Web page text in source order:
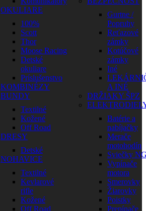
OKULIARE
100%
Scott
Thor
Moose Racing
Detské
okuliare
Príslušenstvo
KOMBINÉZY
BUNDY
Textilné
Kožené
Off Road
DRESY
Detské
NOHAVICE
Textilné
Kevlarové
rifle
Kožené
Off Road
Gurtne /
Popruhy
Reťazové
zámky
Kotúčové
zámky
Iné
A INÉ
DRŽIAKY ŠPZ
Batérie a
nabíjačky
Merače
motohodín
Sviečky
Vypínače
motora
Smerovky
Žiarovky
Poistky
Prepínače